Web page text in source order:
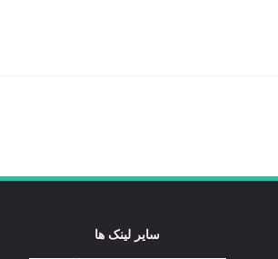
سایر لینک ها